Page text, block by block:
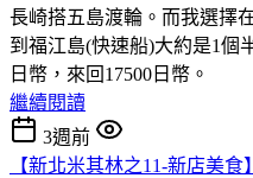
長崎搭五島渡輪。而我選擇
到福江島(快速船)大約是1個
日幣，來回17500日幣。
繼續閱讀
3週前
【新北米其林之11-新店美